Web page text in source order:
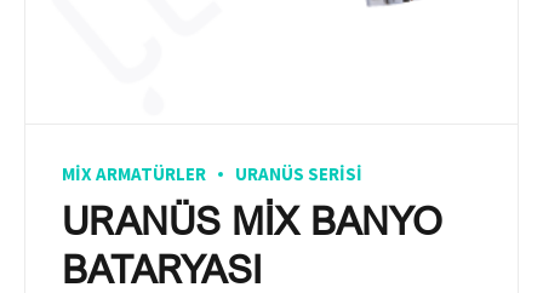
MIX ARMATÜRLER URANÜS SERISI
URANÜS MİX BANYO
BATARYASI